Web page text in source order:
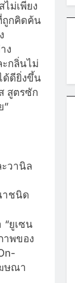
ม่เพียง
ถูกคิดค้น
ง
กลิ่นไม่
ด้ดียิ่งขึ้น
สูตรซัก
”
วานิล
าชนิด
“ยูเซน
าพของ
ษณา